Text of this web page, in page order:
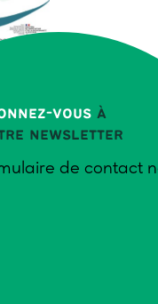
vous à
newsletter
de contact
face au
les
de
et valoriser
la diffusion